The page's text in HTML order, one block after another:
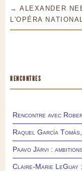
→ ALEXANDER
L'OPÉRA
RENCONTRES
Rencontre avec
Raquel García
Paavo Järvi :
Claire-Marie LeGuay